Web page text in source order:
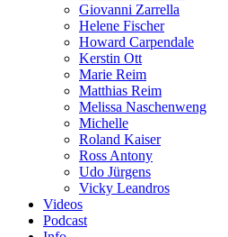
Giovanni Zarrella
Helene Fischer
Howard Carpendale
Kerstin Ott
Marie Reim
Matthias Reim
Melissa Naschenweng
Michelle
Roland Kaiser
Ross Antony
Udo Jürgens
Vicky Leandros
Videos
Podcast